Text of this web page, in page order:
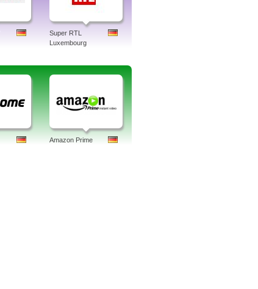
Super RTL
Luxembourg
Amazon Prime